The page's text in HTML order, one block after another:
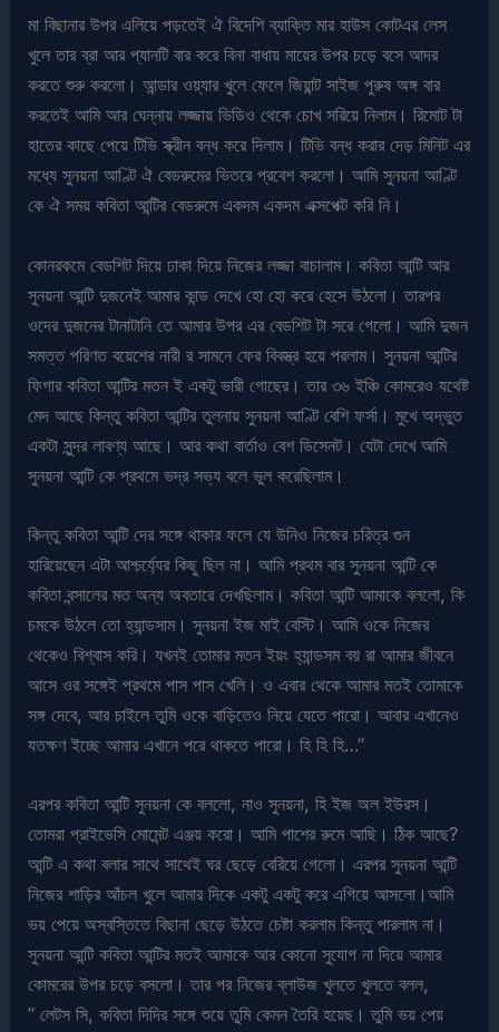
মা বিছানার উপর এলিয়ে পড়তেই ঐ বিদেশি ব্যাক্তি মার হাউস কোটএর লেস
খুলে তার ব্রা আর প্যানটি বার করে বিনা বাধায় মায়ের উপর চড়ে বসে আদর
করতে শুরু করলো। আন্ডার ওয়্যার খুলে ফেলে জিয়ান্ট সাইজ পুরুষ অঙ্গ বার
করতেই আমি আর ঘেন্নায় লজ্জায় ভিডিও থেকে চোখ সরিয়ে নিলাম। রিমোট টা
হাতের কাছে পেয়ে টিভি স্ক্রীন বন্ধ করে দিলাম। টিভি বন্ধ করার দেড় মিনিট এর
মধ্যে সুনয়না আণ্টি ঐ বেডরুমের ভিতরে প্রবেশ করলো। আমি সুনয়না আণ্টি
কে ঐ সময় কবিতা আন্টির বেডরুমে একদম একদম এক্সপেক্ট করি নি।
কোনরকমে বেডশিট দিয়ে ঢাকা দিয়ে নিজের লজ্জা বাচালাম। কবিতা আন্টি আর
সুনয়না আন্টি দুজনেই আমার কান্ড দেখে হো হো করে হেসে উঠলো। তারপর
ওদের দুজনের টানাটানি তে আমার উপর এর বেডশিট টা সরে গেলো। আমি দুজন
সমত্ত পরিণত বয়েশের নারী র সামনে ফের বিবস্ত্র হয়ে পরলাম। সুনয়না আন্টির
ফিগার কবিতা আন্টির মতন ই একটু ভারী গোছের। তার ৩৬ ইঞ্চি কোমরেও যথেষ্ট
মেদ আছে কিন্তু কবিতা আন্টির তুলনায় সুনয়না আণ্টি বেশি ফর্সা। মুখে অদ্ভুত
একটা সুন্দর লাবণ্য আছে। আর কথা বার্তাও বেশ ডিসেনট। যেটা দেখে আমি
সুনয়না আন্টি কে প্রথমে ভদ্র সভ্য বলে ভুল করেছিলাম।
কিন্তু কবিতা আন্টি দের সঙ্গে থাকার ফলে যে উনিও নিজের চরিত্র গুন
হারিয়েছেন এটা আশ্চর্য্যের কিছু ছিল না। আমি প্রথম বার সুনয়না আন্টি কে
কবিতা বন্সালের মত অন্য অবতারে দেখছিলাম। কবিতা আন্টি আমাকে বললো, কি
চমকে উঠলে তো হ্যান্ডসাম। সুনয়না ইজ মাই বেস্টি। আমি ওকে নিজের
থেকেও বিশ্বাস করি। যখনই তোমার মতন ইয়ং হ্যান্ডসম বয় রা আমার জীবনে
আসে ওর সঙ্গেই প্রথমে পাস পাস খেলি। ও এবার থেকে আমার মতই তোমাকে
সঙ্গ দেবে, আর চাইলে তুমি ওকে বাড়িতেও নিয়ে যেতে পারো। আবার এখানেও
যতক্ষণ ইচ্ছে আমার এখানে পরে থাকতে পারো। হি হি হি…”
এরপর কবিতা আন্টি সুনয়না কে বললো, নাও সুনয়না, হি ইজ অল ইউরস।
তোমরা প্রাইভেসি মোমেন্ট এঞ্জয় করো। আমি পাশের রুমে আছি। ঠিক আছে?
আন্টি এ কথা বলার সাথে সাথেই ঘর ছেড়ে বেরিয়ে গেলো। এরপর সুনয়না আন্টি
নিজের শাড়ির আঁচল খুলে আমার দিকে একটু একটু করে এগিয়ে আসলো।আমি
ভয় পেয়ে অস্বস্তিতে বিছানা ছেড়ে উঠতে চেষ্টা করলাম কিন্তু পারলাম না।
সুনয়না আন্টি কবিতা আন্টির মতই আমাকে আর কোনো সুযোগ না দিয়ে আমার
কোমরের উপর চড়ে বসলো। তার পর নিজের ব্লাউজ খুলতে খুলতে বলল,
” লেটস সি, কবিতা দিদির সঙ্গে শুয়ে তুমি কেমন তৈরি হয়েছ। তুমি ভয় পেয়